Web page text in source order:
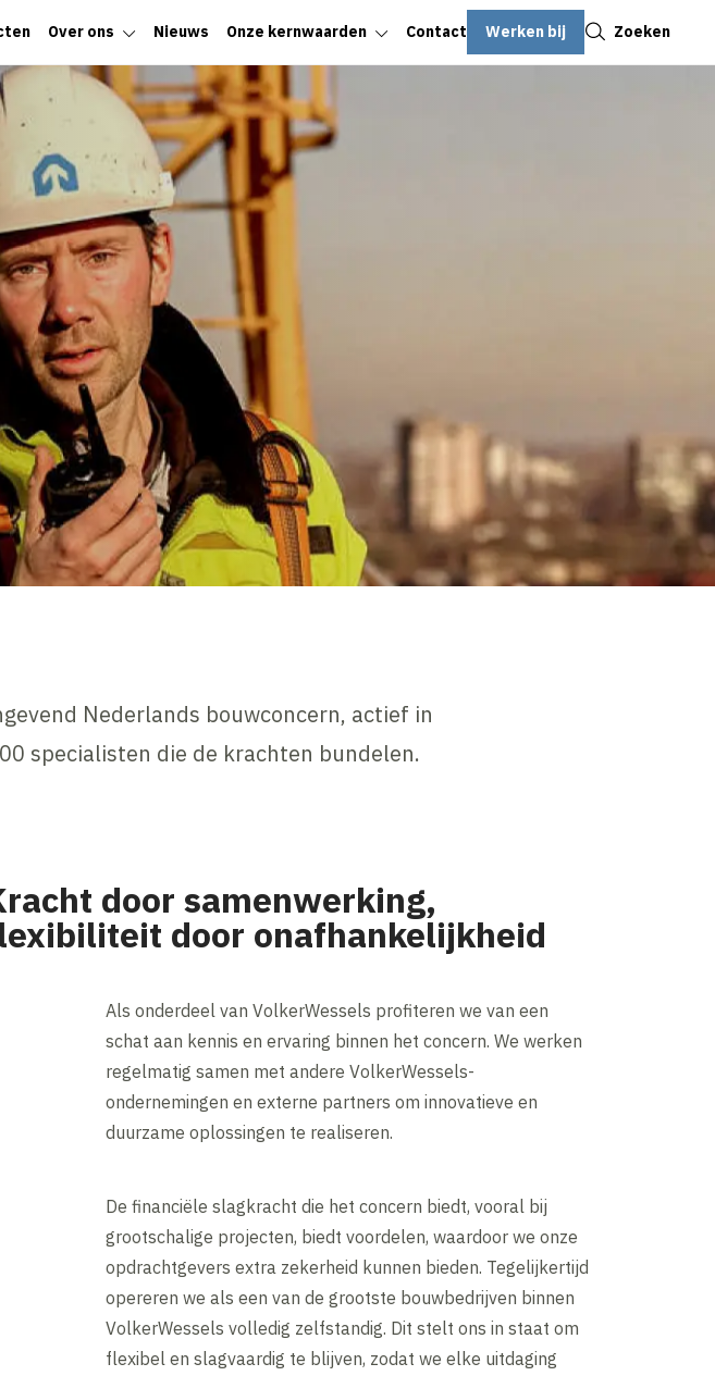
Over ons Nieuws Onze kernwaarden Contact Werken bij Zoeken
Nederlands bouwconcern, actief in
specialisten die de krachten bundelen.
door samenwerking,
door onafhankelijkheid
Als onderdeel van VolkerWessels profiteren we van een
schat aan kennis en ervaring binnen het concern. We werken
regelmatig samen met andere VolkerWessels-
ondernemingen en externe partners om innovatieve en
duurzame oplossingen te realiseren.
De financiële slagkracht die het concern biedt, vooral bij
grootschalige projecten, biedt voordelen, waardoor we onze
opdrachtgevers extra zekerheid kunnen bieden. Tegelijkertijd
opereren we als een van de grootste bouwbedrijven binnen
VolkerWessels volledig zelfstandig. Dit stelt ons in staat om
flexibel en slagvaardig te blijven, zodat we elke uitdaging
Sluiten